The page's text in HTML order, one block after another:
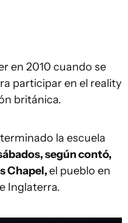
en 2010 cuando se
participar en el reality
británica.
la escuela
, según contó,
Chapel,el pueblo en
Inglaterra.